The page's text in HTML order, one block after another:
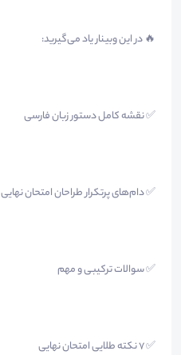
🔥 در این وبینار یاد می‌گیرید:
✅ نقشه کامل دستور زبان فارسی
✅ دام‌های پرتکرار طراحان امتحان نهایی
✅ سوالات ترکیبی و مهم
✅ ۷ نکته طلایی امتحان نهایی